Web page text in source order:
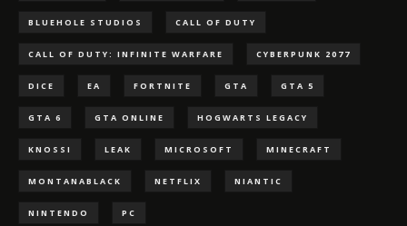
BLUEHOLE STUDIOS CALL OF DUTY
CALL OF DUTY: INFINITE WARFARE CYBERPUNK 2077
DICE EA FORTNITE GTA GTA 5
GTA 6 GTA ONLINE HOGWARTS LEGACY
KNOSSI LEAK MICROSOFT MINECRAFT
MONTANABLACK NETFLIX NIANTIC
NINTENDO PC